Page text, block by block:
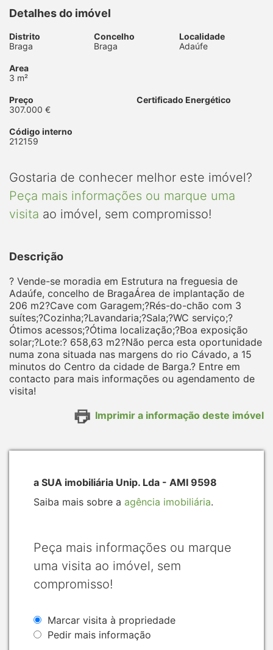
Detalhes do imóvel
Distrito
Braga
Concelho
Braga
Localidade
Adaúfe
Area
3 m²
Preço
307.000 €
Certificado Energético
Código interno
212159
Gostaria de conhecer melhor este imóvel?
Peça mais informações ou marque uma
visita ao imóvel, sem compromisso!
Descrição
? Vende-se moradia em Estrutura na freguesia de
Adaúfe, concelho de BragaÁrea de implantação de
206 m2?Cave com Garagem;?Rés-do-chão com 3
suítes;?Cozinha;?Lavandaria;?Sala;?WC serviço;?
Ótimos acessos;?Ótima localização;?Boa exposição
solar;?Lote:? 658,63 m2?Não perca esta oportunidade
numa zona situada nas margens do rio Cávado, a 15
minutos do Centro da cidade de Barga.? Entre em
contacto para mais informações ou agendamento de
visita!
Imprimir a informação deste imóvel
a SUA imobiliária Unip. Lda - AMI 9598
Saiba mais sobre a agência imobiliária.
Peça mais informações ou marque
uma visita ao imóvel, sem
compromisso!
Marcar visita à propriedade
Pedir mais informação